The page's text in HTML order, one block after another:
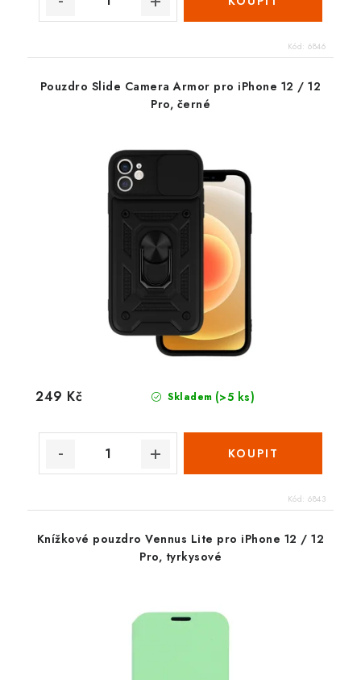
Kód: 6846
Pouzdro Slide Camera Armor pro iPhone 12 / 12
Pro, černé
Skladem (>5 ks)
249 Kč
Kód: 6843
Knížkové pouzdro Vennus Lite pro iPhone 12 / 12
Pro, tyrkysové